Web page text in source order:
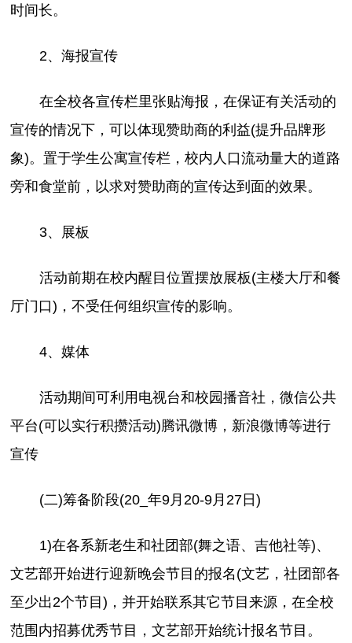
时间长。
2、海报宣传
在全校各宣传栏里张贴海报，在保证有关活动的
宣传的情况下，可以体现赞助商的利益(提升品牌形
象)。置于学生公寓宣传栏，校内人口流动量大的道路
旁和食堂前，以求对赞助商的宣传达到面的效果。
3、展板
活动前期在校内醒目位置摆放展板(主楼大厅和餐
厅门口)，不受任何组织宣传的影响。
4、媒体
活动期间可利用电视台和校园播音社，微信公共
平台(可以实行积攒活动)腾讯微博，新浪微博等进行
宣传
(二)筹备阶段(20_ 年9月20-9月27日)
1)在各系新老生和社团部(舞之语、吉他社等)、
文艺部开始进行迎新晚会节目的报名(文艺，社团部各
至少出2个节目)，并开始联系其它节目来源，在全校
范围内招募优秀节目，文艺部开始统计报名节目。